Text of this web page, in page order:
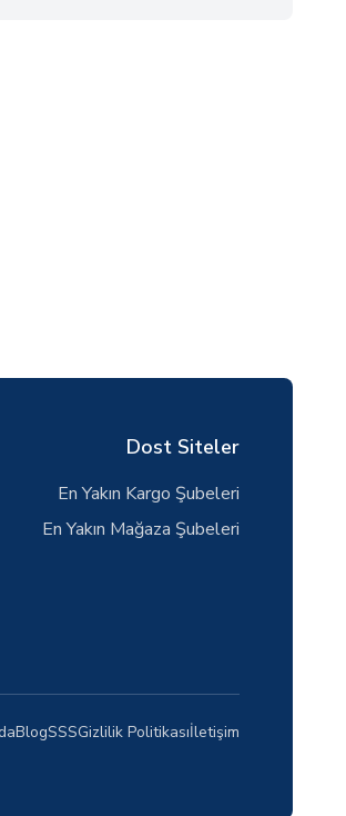
Dost Siteler
En Yakın Kargo Şubeleri
En Yakın Mağaza Şubeleri
BlogSSSGizlilik Politikasıİletişim